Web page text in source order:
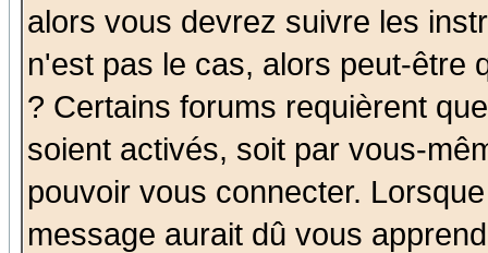
alors vous devrez suivre les
n'est pas le cas, alors peut-être
? Certains forums requièrent
soient activés, soit par vous-
pouvoir vous connecter.
message aurait dû vous